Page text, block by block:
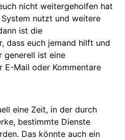
nicht weitergeholfen hat
nutzt und weitere
ist die
dass euch jemand hilft und
generell ist eine
E-Mail oder Kommentare
eine Zeit, in der durch
bestimmte Dienste
Das könnte auch ein